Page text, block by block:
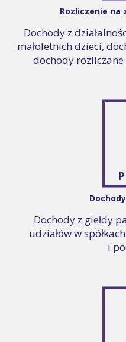
Rozliczenie na
Dochody z
małoletnich dzieci,
dochody
Dochody z giełdy
udziałów w
i